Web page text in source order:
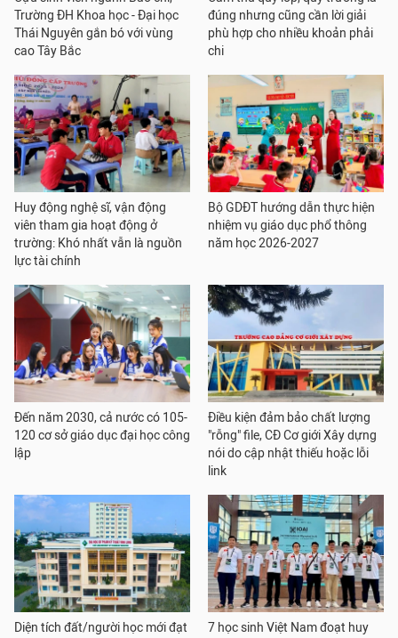
Trường ĐH Khoa học - Đại học
Thái Nguyên gắn bó với vùng
cao Tây Bắc
đúng nhưng cũng cần lời giải
phù hợp cho nhiều khoản phải
chi
Huy động nghệ sĩ, vận động
viên tham gia hoạt động ở
trường: Khó nhất vẫn là nguồn
lực tài chính
Bộ GDĐT hướng dẫn thực hiện
nhiệm vụ giáo dục phổ thông
năm học 2026-2027
Đến năm 2030, cả nước có 105-
120 cơ sở giáo dục đại học công
lập
Điều kiện đảm bảo chất lượng
"rỗng" file, CĐ Cơ giới Xây dựng
nói do cập nhật thiếu hoặc lỗi
link
Diện tích đất/người học mới đạt
7 học sinh Việt Nam đoạt huy